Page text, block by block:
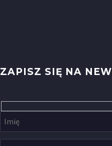
ZAPISZ SIĘ NA